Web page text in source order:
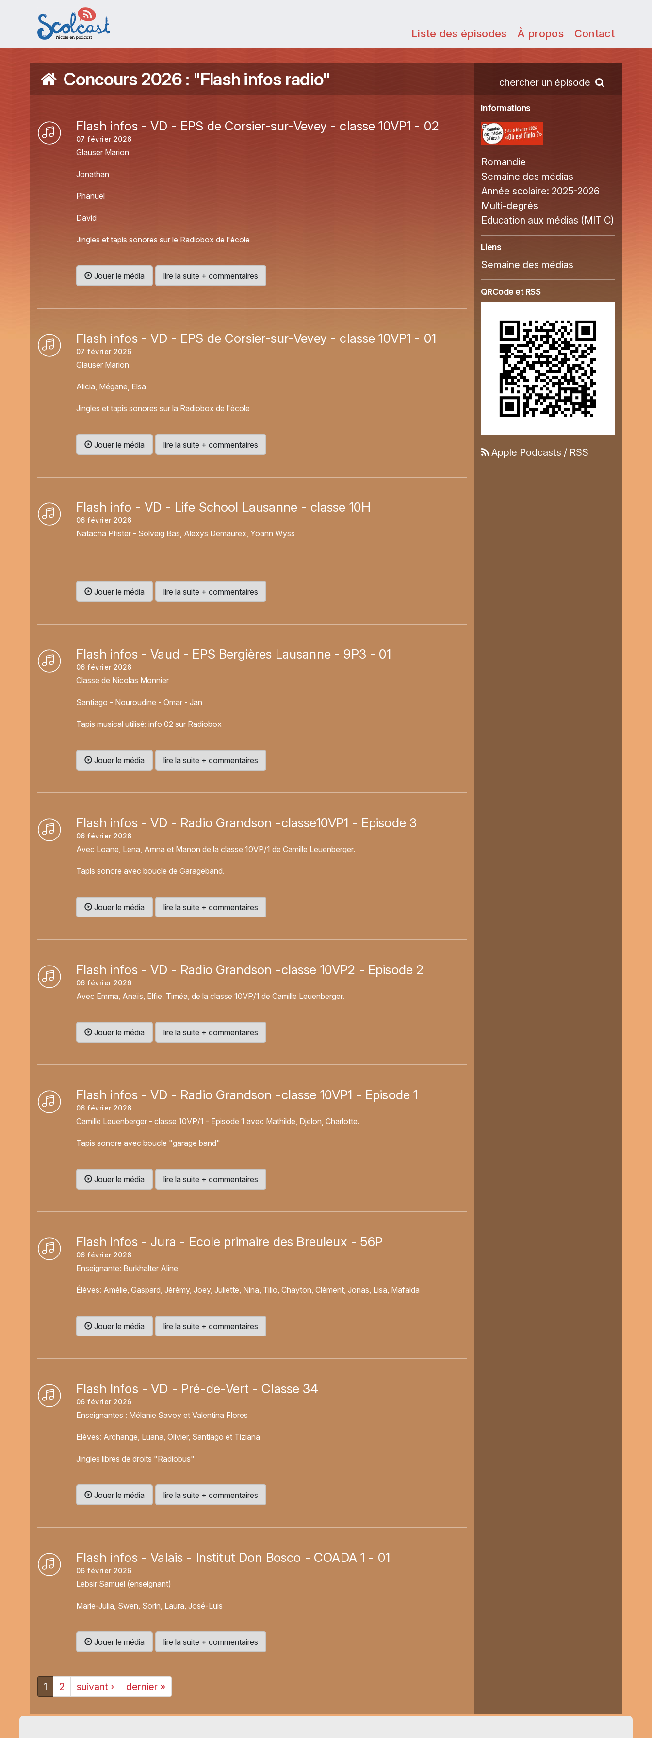
Aller au contenu principal
Liste des épisodes À propos Contact
Concours 2026 : "Flash infos radio" chercher un épisode
Flash infos - VD - EPS de Corsier-sur-Vevey - classe 10VP1 - 02
07 février 2026
Glauser Marion
Jonathan
Phanuel
David
Jingles et tapis sonores sur le Radiobox de l'école
Jouer le média lire la suite + commentaires
Flash infos - VD - EPS de Corsier-sur-Vevey - classe 10VP1 - 01
07 février 2026
Glauser Marion
Alicia, Mégane, Elsa
Jingles et tapis sonores sur la Radiobox de l'école
Jouer le média lire la suite + commentaires
Flash info - VD - Life School Lausanne - classe 10H
06 février 2026
Natacha Pfister - Solveig Bas, Alexys Demaurex, Yoann Wyss
Jouer le média lire la suite + commentaires
Flash infos - Vaud - EPS Bergières Lausanne - 9P3 - 01
06 février 2026
Classe de Nicolas Monnier
Santiago - Nouroudine - Omar - Jan
Tapis musical utilisé: info 02 sur Radiobox
Jouer le média lire la suite + commentaires
Flash infos - VD - Radio Grandson -classe10VP1 - Episode 3
06 février 2026
Avec Loane, Lena, Amna et Manon de la classe 10VP/1 de Camille Leuenberger.
Tapis sonore avec boucle de Garageband.
Jouer le média lire la suite + commentaires
Flash infos - VD - Radio Grandson -classe 10VP2 - Episode 2
06 février 2026
Avec Emma, Anaïs, Elfie, Timéa, de la classe 10VP/1 de Camille Leuenberger.
Jouer le média lire la suite + commentaires
Flash infos - VD - Radio Grandson -classe 10VP1 - Episode 1
06 février 2026
Camille Leuenberger - classe 10VP/1 - Episode 1 avec Mathilde, Djelon, Charlotte.
Tapis sonore avec boucle "garage band"
Jouer le média lire la suite + commentaires
Flash infos - Jura - Ecole primaire des Breuleux - 56P
06 février 2026
Enseignante: Burkhalter Aline
Élèves: Amélie, Gaspard, Jérémy, Joey, Juliette, Nina, Tilio, Chayton, Clément, Jonas, Lisa, Mafalda
Jouer le média lire la suite + commentaires
Flash Infos - VD - Pré-de-Vert - Classe 34
06 février 2026
Enseignantes : Mélanie Savoy et Valentina Flores
Elèves: Archange, Luana, Olivier, Santiago et Tiziana
Jingles libres de droits "Radiobus"
Jouer le média lire la suite + commentaires
Flash infos - Valais - Institut Don Bosco - COADA 1 - 01
06 février 2026
Lebsir Samuël (enseignant)
Marie-Julia, Swen, Sorin, Laura, José-Luis
Jouer le média lire la suite + commentaires
1 2 suivant › dernier »
Informations
Romandie
Semaine des médias
Année scolaire: 2025-2026
Multi-degrés
Education aux médias (MITIC)
Liens
Semaine des médias
QRCode et RSS
Apple Podcasts / RSS